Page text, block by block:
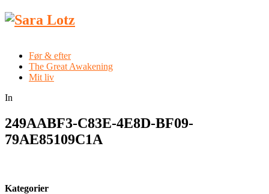
Før & efter
The Great Awakening
Mit liv
In
249AABF3-C83E-4E8D-BF09-
79AE85109C1A
Kategorier